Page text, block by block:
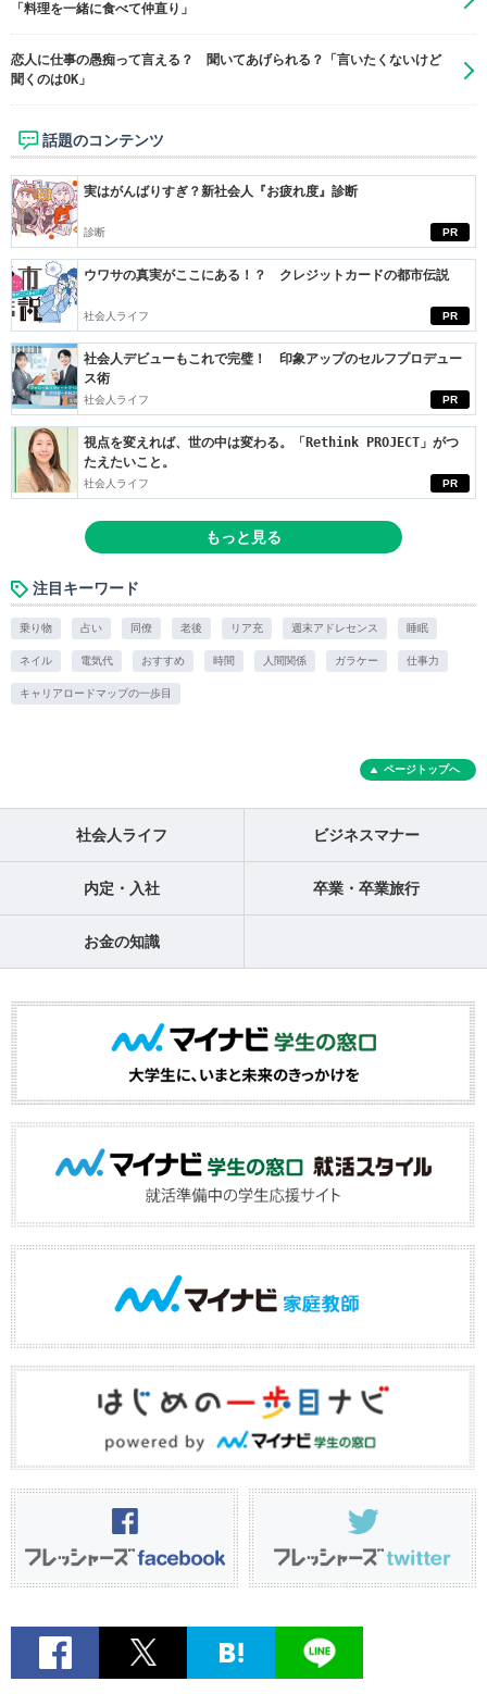
「料理を一緒に食べて仲直り」
恋人に仕事の愚痴って言える？ 聞いてあげられる？「言いたくないけど
聞くのはOK」
話題のコンテンツ
PR
実はがんばりすぎ？新社会人『お疲れ度』診断
診断
PR
ウワサの真実がここにある！？ クレジットカードの都市伝説
社会人ライフ
PR
社会人デビューもこれで完璧！ 印象アップのセルフプロデュー
ス術
社会人ライフ
PR
視点を変えれば、世の中は変わる。「Rethink PROJECT」がつ
たえたいこと。
社会人ライフ
もっと見る
注目キーワード
乗り物 占い 同僚 老後 リア充 週末アドレセンス 睡眠
ネイル 電気代 おすすめ 時間 人間関係 ガラケー 仕事力
キャリアロードマップの一歩目
ページトップへ
社会人ライフ ビジネスマナー
内定・入社 卒業・卒業旅行
お金の知識